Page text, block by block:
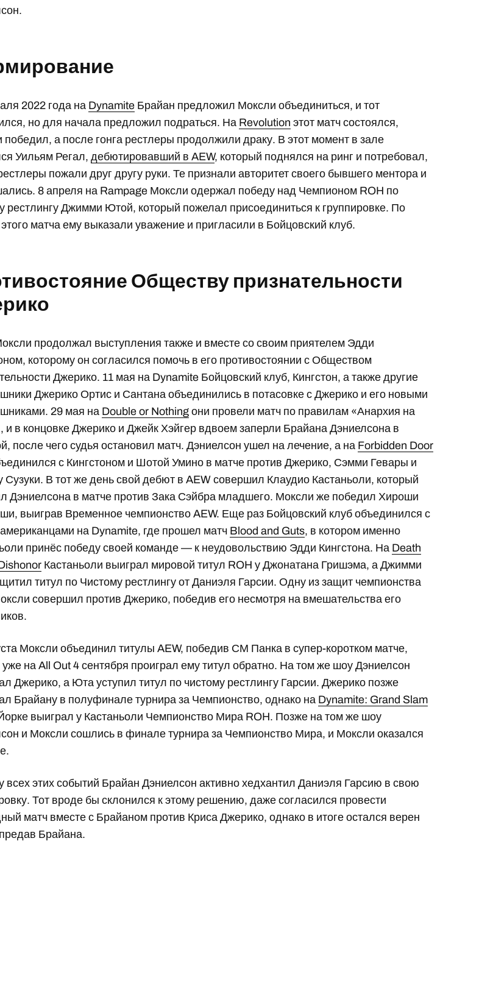
2022 года на Dynamite Брайан предложил Моксли объединиться, и тот
но для начала предложил подраться. На Revolution этот матч состоялся,
победил, а после гонга рестлеры продолжили драку. В этот момент в зале
Уильям Регал,дебютировавший в AEW, который поднялся на ринг и потребовал,
пожали друг другу руки. Те признали авторитет своего бывшего ментора и
8 апреля на Rampage Моксли одержал победу над Чемпионом ROH по
рестлингу Джимми Ютой, который пожелал присоединиться к группировке. По
матча ему выказали уважение и пригласили в Бойцовский клуб.
Обществу признательности
продолжал выступления также и вместе со своим приятелем Эдди
которому он согласился помочь в его противостоянии с Обществом
Джерико. 11 мая на Dynamite Бойцовский клуб, Кингстон, а также другие
Джерико Ортис и Сантана объединились в потасовке с Джерико и его новыми
29 мая на Double or Nothing они провели матч по правилам «Анархия на
и в концовке Джерико и Джейк Хэйгер вдвоем заперли Брайана Дэниелсона в
после чего судья остановил матч. Дэниелсон ушел на лечение, а на Forbidden Door
с Кингстоном и Шотой Умино в матче против Джерико, Сэмми Гевары и
Сузуки. В тот же день свой дебют в AEW совершил Клаудио Кастаньоли, который
Дэниелсона в матче против Зака Сэйбра младшего. Моксли же победил Хироши
выиграв Временное чемпионство AEW. Еще раз Бойцовский клуб объединился с
на Dynamite, где прошел матч Blood and Guts, в котором именно
принёс победу своей команде — к неудовольствию Эдди Кингстона. На Death
Кастаньоли выиграл мировой титул ROH у Джонатана Гришэма, а Джимми
титул по Чистому рестлингу от Даниэля Гарсии. Одну из защит чемпионства
совершил против Джерико, победив его несмотря на вмешательства его
Моксли объединил титулы AEW, победив СМ Панка в супер-коротком матче,
уже на All Out 4 сентября проиграл ему титул обратно. На том же шоу Дэниелсон
Джерико, а Юта уступил титул по чистому рестлингу Гарсии. Джерико позже
Брайану в полуфинале турнира за Чемпионство, однако на Dynamite: Grand Slam
выиграл у Кастаньоли Чемпионство Мира ROH. Позже на том же шоу
и Моксли сошлись в финале турнира за Чемпионство Мира, и Моксли оказался
всех этих событий Брайан Дэниелсон активно хедхантил Даниэля Гарсию в свою
Тот вроде бы склонился к этому решению, даже согласился провести
матч вместе с Брайаном против Криса Джерико, однако в итоге остался верен
Брайана.